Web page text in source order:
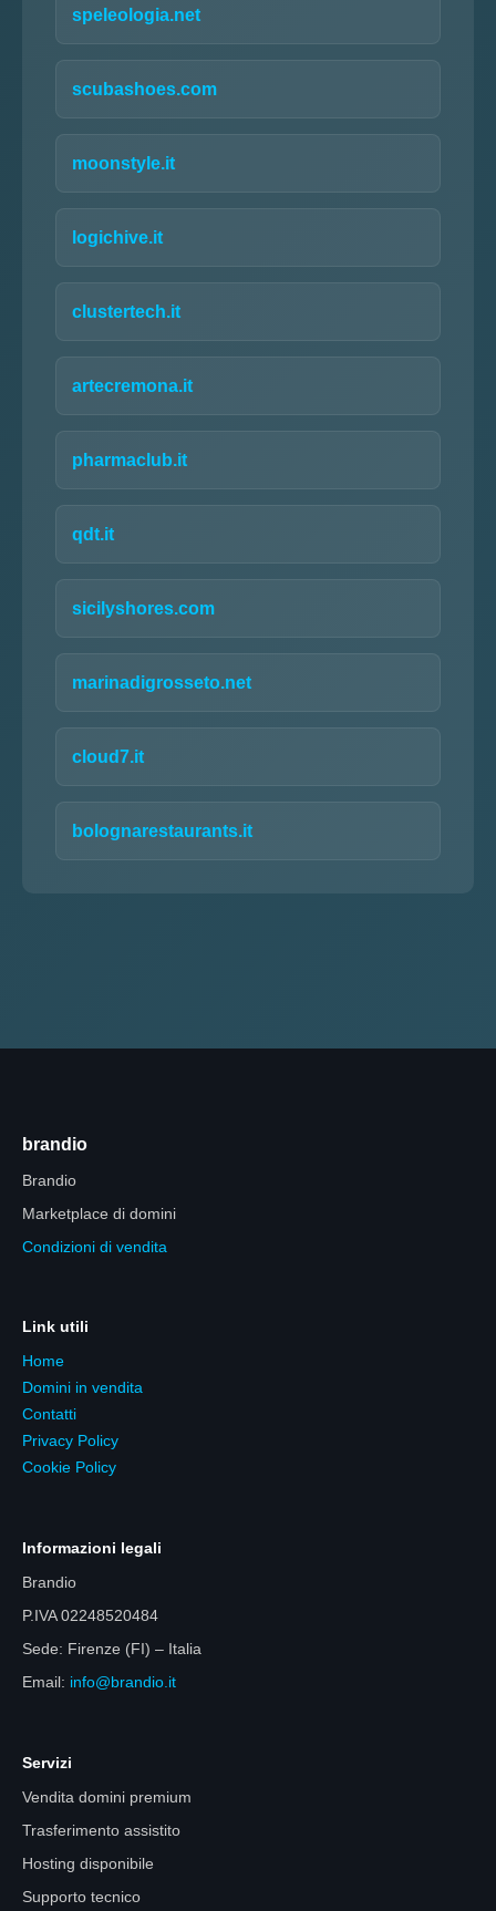
speleologia.net
scubashoes.com
moonstyle.it
logichive.it
clustertech.it
artecremona.it
pharmaclub.it
qdt.it
sicilyshores.com
marinadigrosseto.net
cloud7.it
bolognarestaurants.it
brandio
Brandio
Marketplace di domini
Condizioni di vendita
Link utili
Home
Domini in vendita
Contatti
Privacy Policy
Cookie Policy
Informazioni legali
Brandio
P.IVA 02248520484
Sede: Firenze (FI) – Italia
Email: info@brandio.it
Servizi
Vendita domini premium
Trasferimento assistito
Hosting disponibile
Supporto tecnico